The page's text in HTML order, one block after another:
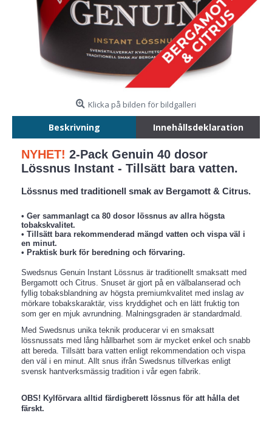
Klicka på bilden för bildgalleri
Beskrivning Innehållsdeklaration
NYHET! 2-Pack Genuin 40 dosor
Lössnus Instant - Tillsätt bara vatten.
Lössnus med traditionell smak av Bergamott & Citrus.
• Ger sammanlagt ca 80 dosor lössnus av allra högsta
tobakskvalitet.
• Tillsätt bara rekommenderad mängd vatten och vispa väl i
en minut.
• Praktisk burk för beredning och förvaring.
Swedsnus Genuin Instant Lössnus är traditionellt smaksatt med
Bergamott och Citrus. Snuset är gjort på en välbalanserad och
fyllig tobaksblandning av högsta premiumkvalitet med inslag av
mörkare tobakskaraktär, viss kryddighet och en lätt fruktig ton
som ger en mjuk avrundning. Malningsgraden är standardmald.
Med Swedsnus unika teknik producerar vi en smaksatt
lössnussats med lång hållbarhet som är mycket enkel och snabb
att bereda. Tillsätt bara vatten enligt rekommendation och vispa
den väl i en minut. Allt snus ifrån Swedsnus tillverkas enligt
svensk hantverksmässig tradition i vår egen fabrik.
OBS! Kylförvara alltid färdigberett lössnus för att hålla det
färskt.